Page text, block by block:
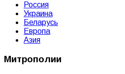
Россия
Украина
Беларусь
Европа
Азия
Митрополии